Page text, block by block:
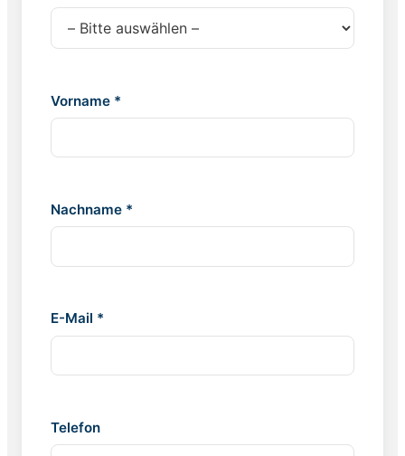
Vorname *
Nachname *
E-Mail *
Telefon